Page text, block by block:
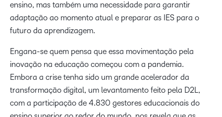
ensino, mas também uma necessidade para garantir
adaptação ao momento atual e preparar as IES para o
futuro da aprendizagem.
Engana-se quem pensa que essa movimentação pela
inovação na educação começou com a pandemia.
Embora a crise tenha sido um grande acelerador da
transformação digital, um levantamento feito pela D2L,
com a participação de 4.830 gestores educacionais do